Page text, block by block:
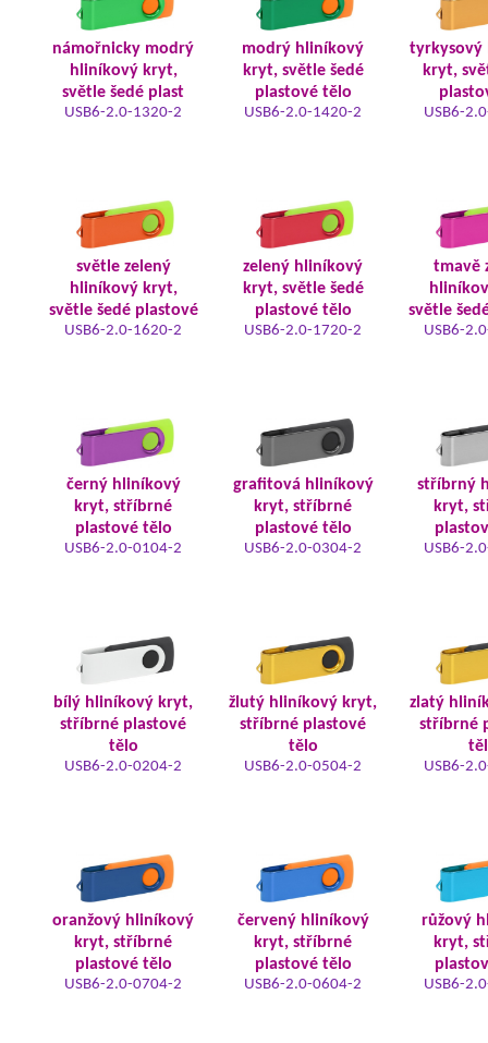
námořnicky modrý
hliníkový kryt,
světle šedé plast
USB6-2.0-1320-2
modrý hliníkový
kryt, světle šedé
plastové tělo
USB6-2.0-1420-2
tyrkysový
kryt,
USB6-
světle zelený
hliníkový kryt,
světle šedé plastové
USB6-2.0-1620-2
zelený hliníkový
kryt, světle šedé
plastové tělo
USB6-2.0-1720-2
tmavě
světle
USB6-
černý hliníkový
kryt, stříbrné
plastové tělo
USB6-2.0-0104-2
grafitová hliníkový
kryt, stříbrné
plastové tělo
USB6-2.0-0304-2
stříbrný
kryt,
USB6-
bílý hliníkový kryt,
stříbrné plastové
tělo
USB6-2.0-0204-2
žlutý hliníkový kryt,
stříbrné plastové
tělo
USB6-2.0-0504-2
zlatý
stříbrné
USB6-
oranžový hliníkový
kryt, stříbrné
plastové tělo
USB6-2.0-0704-2
červený hliníkový
kryt, stříbrné
plastové tělo
USB6-2.0-0604-2
růžový
kryt,
USB6-